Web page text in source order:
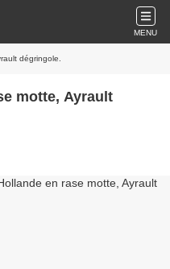
MENU
dégringole.
motte, Ayrault